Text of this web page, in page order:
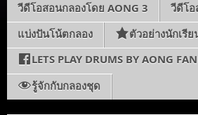
วีดีโอสอนกลองโดย AONG 3
วีดีโอ
แบ่งปันโน้ตกลอง
ตัวอย่างนักเรีย
LETS PLAY DRUMS BY AONG
รู้จักกับกลองชุด